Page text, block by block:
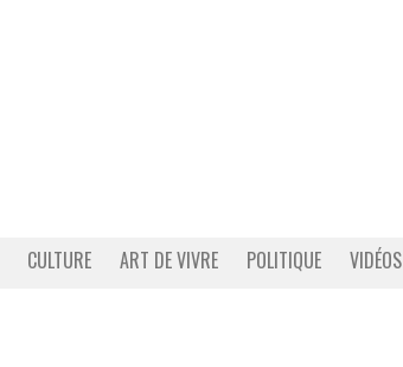
CULTURE ART DE VIVRE POLITIQUE VIDÉOS